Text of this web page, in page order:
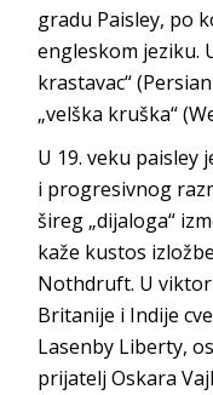
gradu Paisley, po
engleskom jeziku.
krastavac“
„velška kruška“
U 19. veku
i progresivnog
šireg „dijaloga“
kaže kustos
Nothdruft. U
Britanije i Indije
Lasenby Liberty,
prijatelj Oskara